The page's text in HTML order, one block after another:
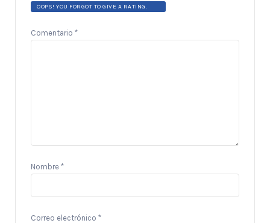
OOPS! YOU FORGOT TO GIVE A RATING.
Comentario *
Nombre *
Correo electrónico *